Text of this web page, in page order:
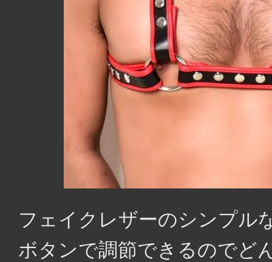
フェイクレザーのシンプル
ボタンで調節できるのでど